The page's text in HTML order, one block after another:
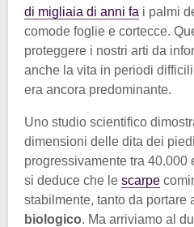
di migliaia di anni fa i palmi
comode foglie e cortecce.
proteggere i nostri arti da
anche la vita in periodi
era ancora predominante.
Uno studio scientifico
dimensioni delle dita dei
progressivamente tra 40.000
si deduce che le scarpe
stabilmente, tanto da portare
biologico. Ma arriviamo al